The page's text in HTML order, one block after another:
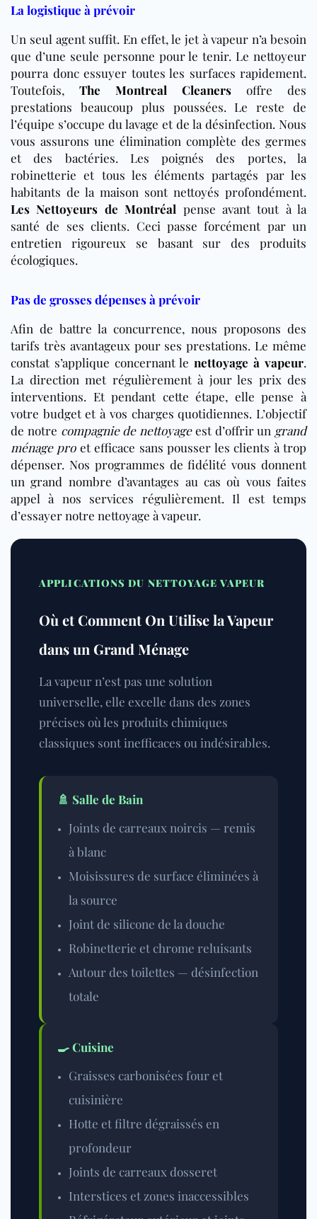
La logistique à prévoir
Un seul agent suffit. En effet, le jet à vapeur n’a besoin
que d’une seule personne pour le tenir. Le nettoyeur
pourra donc essuyer toutes les surfaces rapidement.
Toutefois, The Montreal Cleaners offre des
prestations beaucoup plus poussées. Le reste de
l’équipe s’occupe du lavage et de la désinfection. Nous
vous assurons une élimination complète des germes
et des bactéries. Les poignés des portes, la
robinetterie et tous les éléments partagés par les
habitants de la maison sont nettoyés profondément.
Les Nettoyeurs de Montréal pense avant tout à la
santé de ses clients. Ceci passe forcément par un
entretien rigoureux se basant sur des produits
écologiques.
Pas de grosses dépenses à prévoir
Afin de battre la concurrence, nous proposons des
tarifs très avantageux pour ses prestations. Le même
constat s’applique concernant lenettoyage à vapeur.
La direction met régulièrement à jour les prix des
interventions. Et pendant cette étape, elle pense à
votre budget et à vos charges quotidiennes. L’objectif
de notre compagnie de nettoyageest d’offrir un grand
ménage proet efficace sans pousser les clients à trop
dépenser. Nos programmes de fidélité vous donnent
un grand nombre d’avantages au cas où vous faites
appel à nos services régulièrement. Il est temps
d’essayer notre nettoyage à vapeur.
APPLICATIONS DU NETTOYAGE VAPEUR
Où et Comment On Utilise la Vapeur
dans un Grand Ménage
La vapeur n’est pas une solution
universelle, elle excelle dans des zones
précises où les produits chimiques
classiques sont inefficaces ou indésirables.
🚿 Salle de Bain
Joints de carreaux noircis — remis
à blanc
Moisissures de surface éliminées à
la source
Joint de silicone de la douche
Robinetterie et chrome reluisants
Autour des toilettes — désinfection
totale
🍳 Cuisine
Graisses carbonisées four et
cuisinière
Hotte et filtre dégraissés en
profondeur
Joints de carreaux dosseret
Interstices et zones inaccessibles